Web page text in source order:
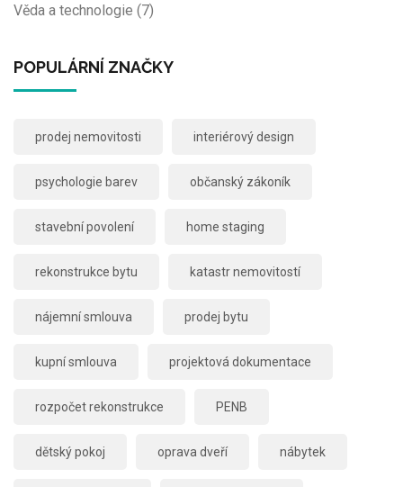
Věda a technologie (7)
POPULÁRNÍ ZNAČKY
prodej nemovitosti interiérový design
psychologie barev občanský zákoník
stavební povolení home staging
rekonstrukce bytu katastr nemovitostí
nájemní smlouva prodej bytu
kupní smlouva projektová dokumentace
rozpočet rekonstrukce PENB
dětský pokoj oprava dveří nábytek